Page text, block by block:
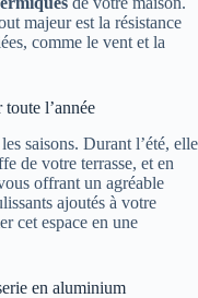
majeur est la résistance
comme le vent et la
l’année
saisons. Durant l’été, elle
de votre terrasse, et en
offrant un agréable
ajoutés à votre
cet espace en une
en aluminium